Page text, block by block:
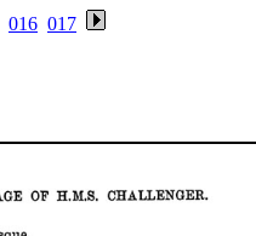
016 017